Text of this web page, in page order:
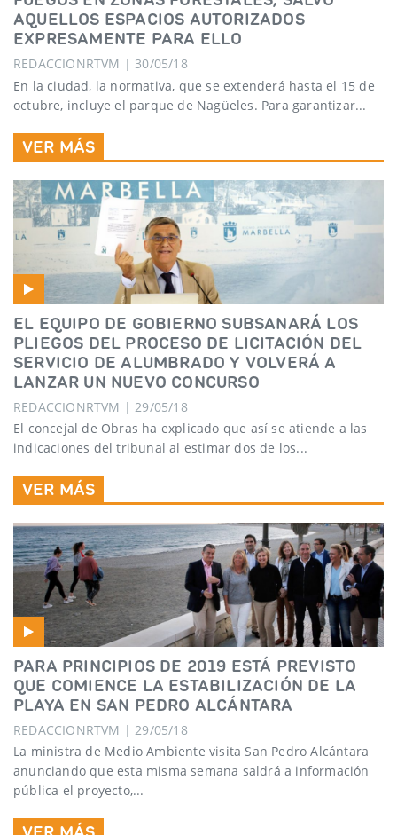
AQUELLOS ESPACIOS AUTORIZADOS
EXPRESAMENTE PARA ELLO
REDACCIONRTVM | 30/05/18
En la ciudad, la normativa, que se extenderá hasta el 15 de
octubre, incluye el parque de Nagüeles. Para garantizar...
VER MÁS
EL EQUIPO DE GOBIERNO SUBSANARÁ LOS
PLIEGOS DEL PROCESO DE LICITACIÓN DEL
SERVICIO DE ALUMBRADO Y VOLVERÁ A
LANZAR UN NUEVO CONCURSO
REDACCIONRTVM | 29/05/18
El concejal de Obras ha explicado que así se atiende a las
indicaciones del tribunal al estimar dos de los...
VER MÁS
PARA PRINCIPIOS DE 2019 ESTÁ PREVISTO
QUE COMIENCE LA ESTABILIZACIÓN DE LA
PLAYA EN SAN PEDRO ALCÁNTARA
REDACCIONRTVM | 29/05/18
La ministra de Medio Ambiente visita San Pedro Alcántara
anunciando que esta misma semana saldrá a información
pública el proyecto,...